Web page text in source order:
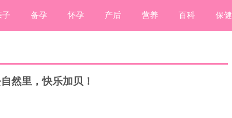
子 备孕 怀孕 产后 营养 百科 保健
然里，快乐加贝！